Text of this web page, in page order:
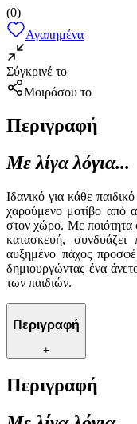
(0)
Αγαπημένα
Σύγκρινέ το
Μοιράσου το
Περιγραφή
Με λίγα λόγια...
Ιδανικό για κάθε
χαρούμενο μοτίβο από
στον χώρο. Με ποιότητα
κατασκευή,
αυξημένο πάχος
δημιουργώντας ένα
των παιδιών.
Περιγραφή
+
Περιγραφή